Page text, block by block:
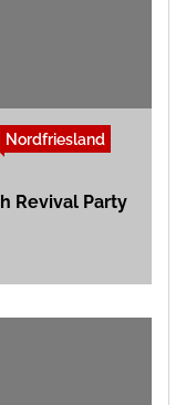
Nordfriesland
Revival Party